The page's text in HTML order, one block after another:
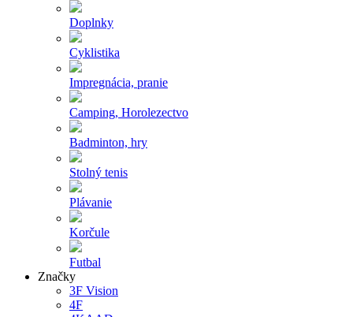
Doplnky
Cyklistika
Impregnácia, pranie
Camping, Horolezectvo
Badminton, hry
Stolný tenis
Plávanie
Korčule
Futbal
Značky
3F Vision
4F